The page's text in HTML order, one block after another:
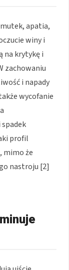
apatia,
winy i
na krytykę i
zachowaniu
i napady
wycofanie
profil
mimo że
nastroju [2]